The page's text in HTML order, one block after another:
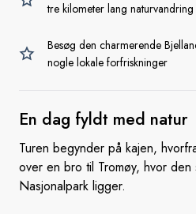
tre kilometer lang naturvandring
Besøg den charmerende
nogle lokale forfriskninger
En dag fyldt med natur
Turen begynder på kajen,
over en bro til Tromøy, hvor den
Nasjonalpark ligger.